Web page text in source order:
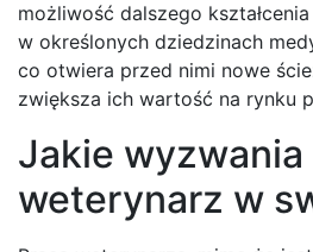
możliwość dalszego
w określonych dziedzinach
co otwiera przed nimi nowe
zwiększa ich wartość na rynku
Jakie
weterynarz w